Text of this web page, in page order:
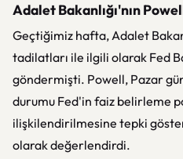
Adalet Bakanlığı'nın
Geçtiğimiz hafta, Adalet
tadilatları ile ilgili olarak Fed
göndermişti. Powell, Pazar
durumu Fed'in faiz belirleme
ilişkilendirilmesine tepki
olarak değerlendirdi.